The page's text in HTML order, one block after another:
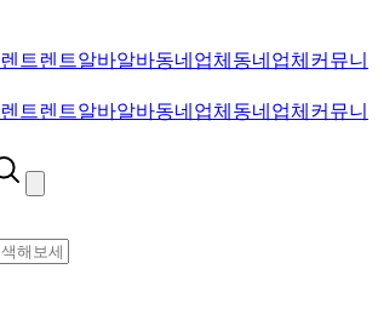
렌트렌트알바알바동네업체 동네업체 커뮤니
렌트렌트알바알바동네업체 동네업체 커뮤니